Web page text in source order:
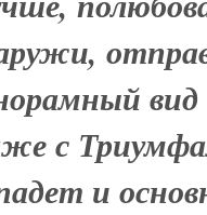
вид
с
и